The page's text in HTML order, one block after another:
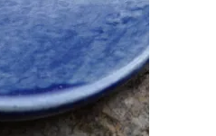
€15.00